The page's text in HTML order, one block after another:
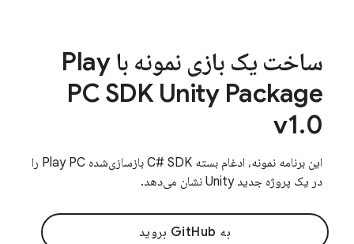
ساخت یک بازی نمونه با Play
PC SDK Unity Package
v1.0
این برنامه نمونه، ادغام بسته C# SDK بازسازی‌شده Play PC را
در یک پروژه جدید Unity نشان می‌دهد.
به GitHub بروید